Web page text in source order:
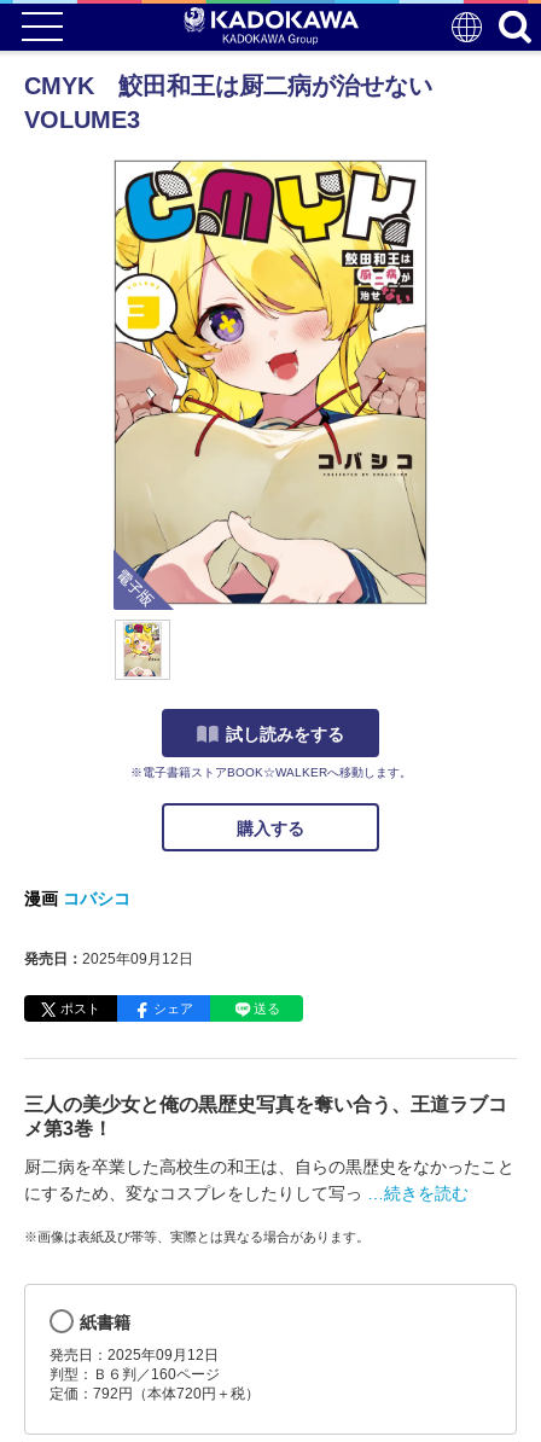
CMYK 鮫田和王は厨二病が治せない
VOLUME3
電子版
試し読みをする
※電子書籍ストアBOOK☆WALKERへ移動します。
購入する
漫画 コバシコ
発売日： 2025年09月12日
ポスト シェア 送る
三人の美少女と俺の黒歴史写真を奪い合う、王道ラブコ
メ第3巻！
厨二病を卒業した高校生の和王は、自らの黒歴史をなかったこと
にするため、変なコスプレをしたりして写っ
…続きを読む
※画像は表紙及び帯等、実際とは異なる場合があります。
紙書籍
発売日：2025年09月12日
判型：Ｂ６判／160ページ
定価：792円（本体720円＋税）